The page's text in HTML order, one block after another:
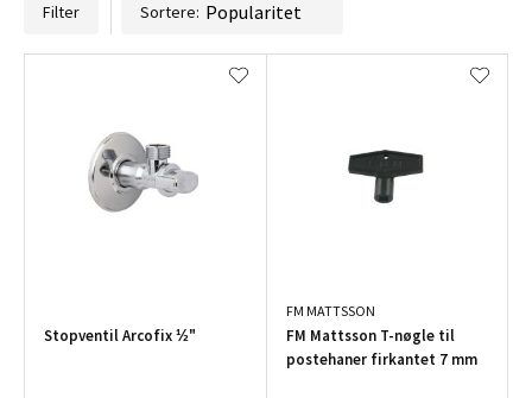
Filter Sortere:
Stopventil Arcofix ½"
FM MATTSSON
FM Mattsson T-nøgle til
postehaner firkantet 7 mm